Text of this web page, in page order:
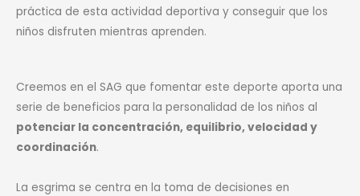
práctica de esta actividad deportiva y conseguir que los
niños disfruten mientras aprenden.
Creemos en el SAG que fomentar este deporte aporta una
serie de beneficios para la personalidad de los niños al
potenciar la concentración, equilibrio, velocidad y
coordinación.
La esgrima se centra en la toma de decisiones en